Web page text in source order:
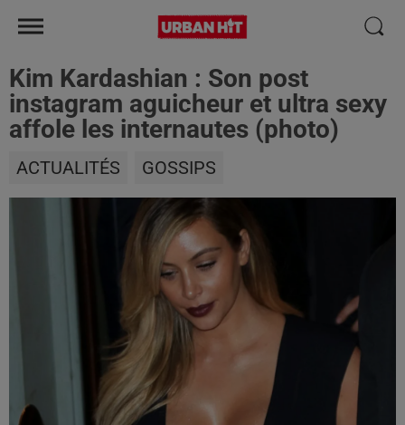
Kim Kardashian : Son post
instagram aguicheur et ultra sexy
affole les internautes (photo)
ACTUALITÉS GOSSIPS